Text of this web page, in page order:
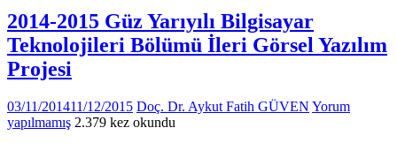
2014-2015 Güz Yarıyılı Bilgisayar
Teknolojileri Bölümü İleri Görsel Yazılım
Projesi
03/11/201411/12/2015 Doç. Dr. Aykut Fatih GÜVEN Yorum
yapılmamış 2.379 kez okundu